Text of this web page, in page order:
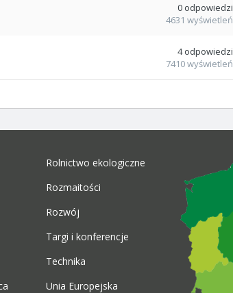
0 odpowiedzi
4631 wyświetleń
4 odpowiedzi
7410wyświetleń
Rolnictwo ekologiczne
Rozmaitości
Rozwój
Targi i konferencje
Technika
Unia Europejska